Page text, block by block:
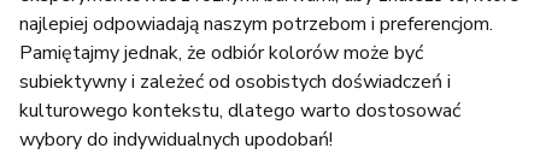
najlepiej odpowiadają naszym potrzebom i preferencjom.
Pamiętajmy jednak, że odbiór kolorów może być
subiektywny i zależeć od osobistych doświadczeń i
kulturowego kontekstu, dlatego warto dostosować
wybory do indywidualnych upodobań!